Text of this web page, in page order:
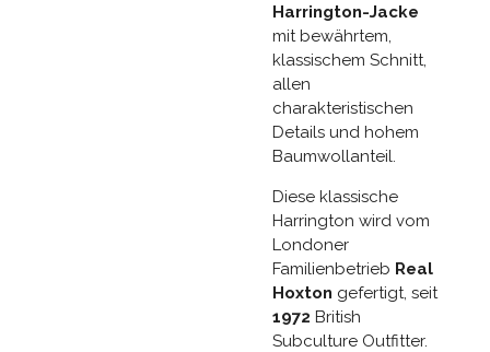
Harrington-Jacke
mit bewährtem,
klassischem Schnitt,
allen
charakteristischen
Details und hohem
Baumwollanteil.
Diese klassische
Harrington wird vom
Londoner
Familienbetrieb Real
Hoxton gefertigt, seit
1972 British
Subculture Outfitter.